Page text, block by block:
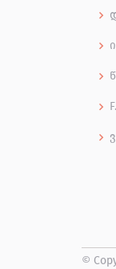
©